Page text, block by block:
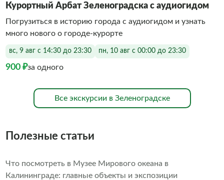
Курортный Арбат Зеленоградска с аудиогидом
Погрузиться в историю города с аудиогидом и узнать
много нового о городе-курорте
вс, 9 авг с 14:30 до 23:30 пн, 10 авг с 00:00 до 23:30
900 ₽за одного
Все экскурсии в Зеленоградске
Полезные статьи
Что посмотреть в Музее Мирового океана в
Калининграде: главные объекты и экспозиции